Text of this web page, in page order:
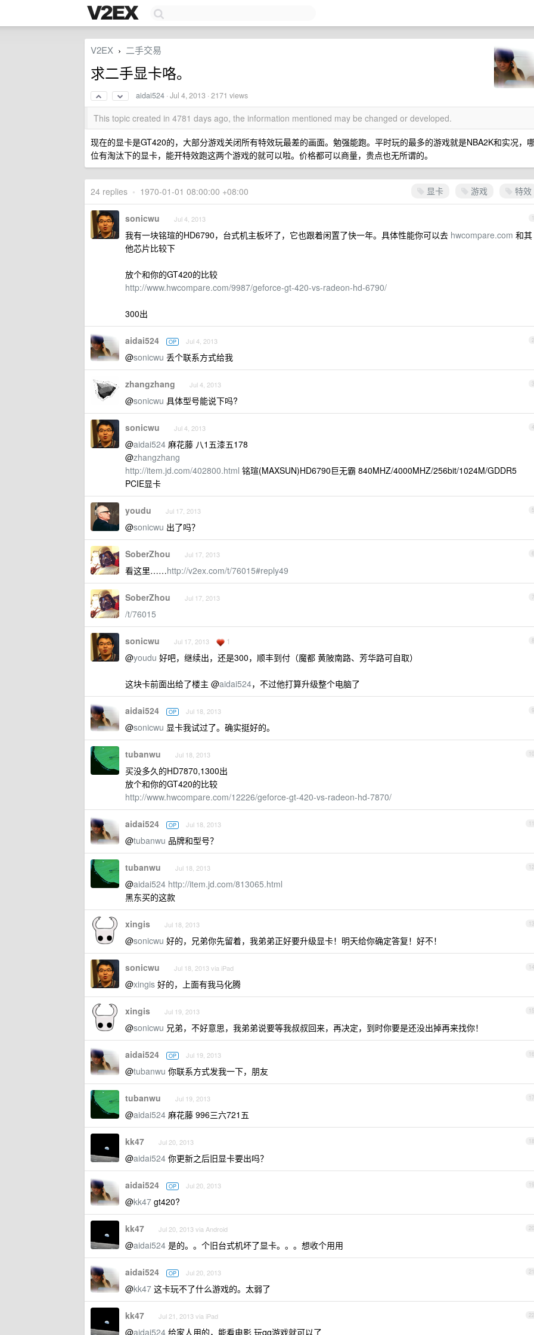
V2EX › 二手交易
求二手显卡咯。
aidai524 ·Jul 4, 2013 · 2171 views
This topic created in 4781 days ago, the information mentioned may be changed or developed.
现在的显卡是GT420的，大部分游戏关闭所有特效玩最差的画面。勉强能跑。平时玩的最多的游戏就是NBA2K和实况，
位有淘汰下的显卡，能开特效跑这两个游戏的就可以啦。价格都可以商量，贵点也无所谓的。
显卡 游戏 特效
24 replies • 1970-01-01 08:00:00 +08:00
1
sonicwu Jul 4, 2013
我有一块铭瑄的HD6790，台式机主板坏了，它也跟着闲置了快一年。具体性能你可以去 hwcompare.com 和其
他芯片比较下
放个和你的GT420的比较
http://www.hwcompare.com/9987/geforce-gt-420-vs-radeon-hd-6790/
300出
2
aidai524 OP Jul 4, 2013
@sonicwu 丢个联系方式给我
3
zhangzhang Jul 4, 2013
@sonicwu 具体型号能说下吗?
4
sonicwu Jul 4, 2013
@aidai524 麻花藤 八1五漆五178
@zhangzhang
http://item.jd.com/402800.html 铭瑄(MAXSUN)HD6790巨无霸 840MHZ/4000MHZ/256bit/1024M/GDDR5
PCIE显卡
5
youdu Jul 17, 2013
@sonicwu 出了吗？
6
SoberZhou Jul 17, 2013
看这里……http://v2ex.com/t/76015#reply49
7
SoberZhou Jul 17, 2013
/t/76015
8
sonicwu Jul 17, 2013 1
@youdu 好吧，继续出，还是300，顺丰到付（魔都 黄陂南路、芳华路可自取）
这块卡前面出给了楼主 @aidai524，不过他打算升级整个电脑了
9
aidai524 OP Jul 18, 2013
@sonicwu 显卡我试过了。确实挺好的。
10
tubanwu Jul 18, 2013
买没多久的HD7870,1300出
放个和你的GT420的比较
http://www.hwcompare.com/12226/geforce-gt-420-vs-radeon-hd-7870/
11
aidai524 OP Jul 18, 2013
@tubanwu 品牌和型号？
12
tubanwu Jul 18, 2013
@aidai524 http://item.jd.com/813065.html
黑东买的这款
13
xingis Jul 18, 2013
@sonicwu 好的，兄弟你先留着，我弟弟正好要升级显卡！明天给你确定答复！好不！
14
sonicwu Jul 18, 2013 via iPad
@xingis 好的，上面有我马化腾
15
xingis Jul 19, 2013
@sonicwu 兄弟，不好意思，我弟弟说要等我叔叔回来，再决定，到时你要是还没出掉再来找你！
16
aidai524 OP Jul 19, 2013
@tubanwu 你联系方式发我一下，朋友
17
tubanwu Jul 19, 2013
@aidai524 麻花藤 996三六721五
18
kk47 Jul 20, 2013
@aidai524 你更新之后旧显卡要出吗？
19
aidai524 OP Jul 20, 2013
@kk47 gt420?
20
kk47 Jul 20, 2013 via Android
@aidai524 是的。。个旧台式机坏了显卡。。。想收个用用
21
aidai524 OP Jul 20, 2013
@kk47 这卡玩不了什么游戏的。太弱了
22
kk47 Jul 21, 2013 via iPad
@aidai524 给家人用的，能看电影 玩qq游戏就可以了